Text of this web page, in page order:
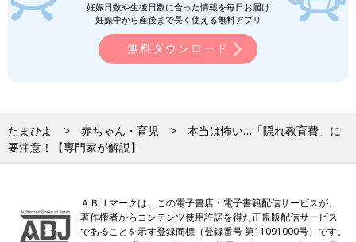
妊娠日数や生後日数に合った情報を毎日お届け
妊娠中から産後まで長く使える無料アプリ
無料ダウンロード
たまひよ 赤ちゃん・育児
本当は怖い…「隠れ教育費」に
要注意！【専門家が解説】
ＡＢＪマークは、この電子書店・電子書籍配信サービスが、
著作権者からコンテンツ使用許諾を得た正規版配信サービス
であることを示す登録商標（登録番号 第11091000号）です。